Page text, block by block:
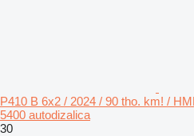
P410 B 6x2 / 2024 / 90 tho. km! /
5400 autodizalica
30